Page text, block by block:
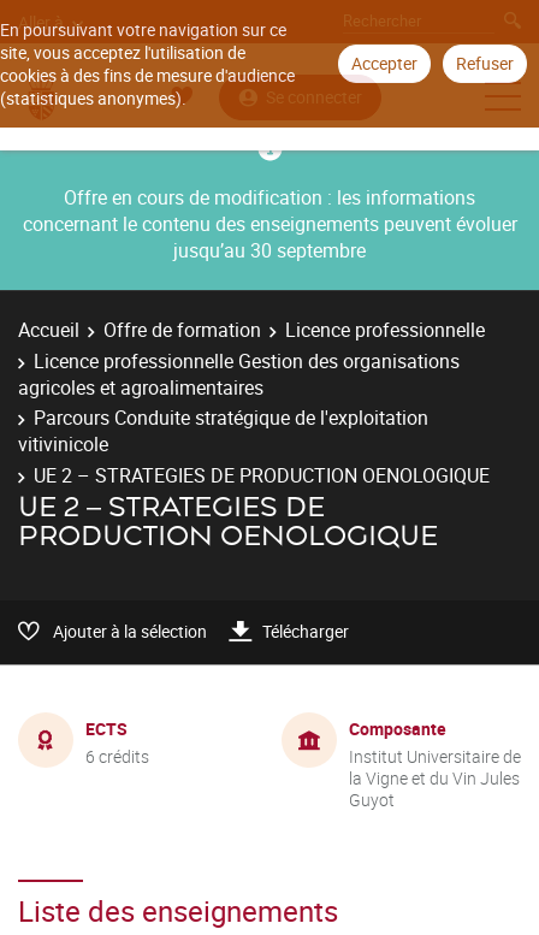
En poursuivant votre navigation sur ce
site, vous acceptez l'utilisation de
cookies à des fins de mesure d'audience
(statistiques anonymes).
Accepter Refuser
Aller à
Se connecter
Offre en cours de modification : les informations
concernant le contenu des enseignements peuvent évoluer
jusqu’au 30 septembre
Accueil Offre de formation
Licence professionnelle
Licence professionnelle Gestion des organisations
agricoles et agroalimentaires
Parcours Conduite stratégique de l'exploitation
vitivinicole
UE 2 – STRATEGIES DE PRODUCTION OENOLOGIQUE
UE 2 – STRATEGIES DE
PRODUCTION OENOLOGIQUE
Ajouter à la sélection Télécharger
ECTS
6 crédits
Composante
Institut Universitaire de
la Vigne et du Vin Jules
Guyot
Liste des enseignements